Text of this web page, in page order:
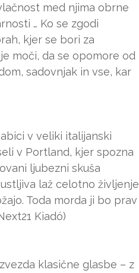
med njima obrne
… Ko se zgodi
kjer se bori za
moči, da se opomore od
sadovnjak in vse, kar
v veliki italijanski
v Portland, kjer spozna
ljubezni skuša
laž celotno življenje
Toda morda ji bo prav
Kiadó)
klasične glasbe – z